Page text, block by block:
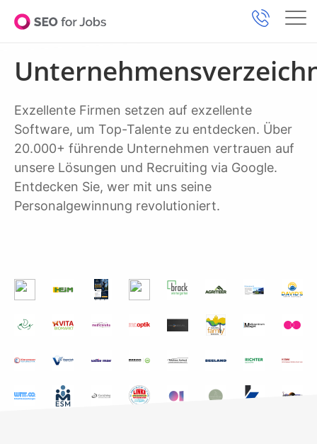
Exzellente Firmen setzen auf exzellente
Software, um Top-Talente zu entdecken. Über
20.000+ führende Unternehmen vertrauen auf
unsere Lösungen und Recruiting via Google.
Entdecken Sie, wer mit uns seine
Personalgewinnung revolutioniert.